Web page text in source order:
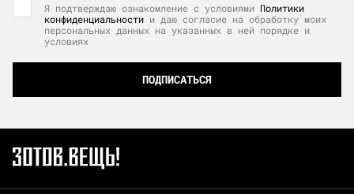
Я подтверждаю ознакомление с условиями Политики
конфиденциальности и даю согласие на обработку моих
персональных данных на указанных в ней порядке и
условиях
ПОДПИСАТЬСЯ